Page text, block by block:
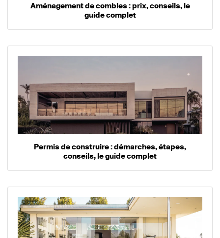
Aménagement de combles : prix, conseils, le
guide complet
Permis de construire : démarches, étapes,
conseils, le guide complet